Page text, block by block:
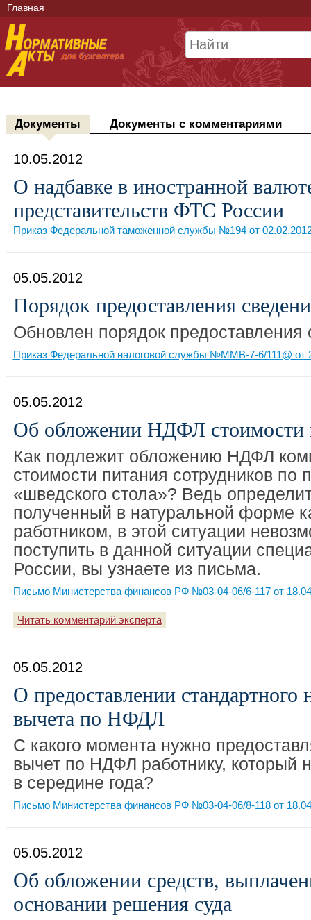
Главная
Документы Документы с комментариями
10.05.2012
О надбавке в иностранной
представительств ФТС России
Приказ Федеральной таможенной службы №194 от
05.05.2012
Порядок предоставления
Обновлен порядок
Приказ Федеральной налоговой службы №ММВ-7-6/111@ от
05.05.2012
Об обложении НДФЛ стоимости
Как подлежит обложению НДФЛ
стоимости питания сотрудников по
«шведского стола»? Ведь
полученный в натуральной форме
работником, в этой ситуации
поступить в данной ситуации
России, вы узнаете из письма.
Письмо Министерства финансов РФ №03-04-06/6-117 от
Читать комментарий эксперта
05.05.2012
О предоставлении стандартного
вычета по НФДЛ
С какого момента нужно
вычет по НДФЛ работнику, который
в середине года?
Письмо Министерства финансов РФ №03-04-06/8-118 от
05.05.2012
Об обложении средств,
основании решения суда